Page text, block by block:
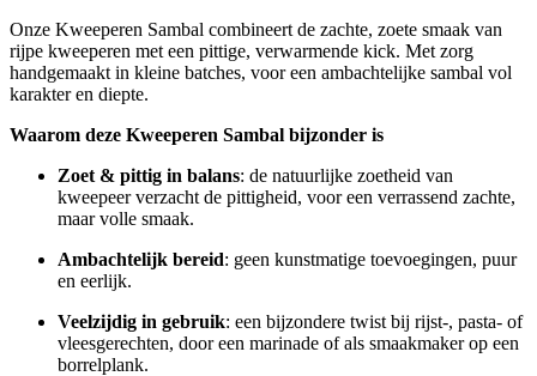
Onze Kweeperen Sambal combineert de zachte, zoete smaak van
rijpe kweeperen met een pittige, verwarmende kick. Met zorg
handgemaakt in kleine batches, voor een ambachtelijke sambal vol
karakter en diepte.
Waarom deze Kweeperen Sambal bijzonder is
Zoet & pittig in balans: de natuurlijke zoetheid van
kweepeer verzacht de pittigheid, voor een verrassend zachte,
maar volle smaak.
Ambachtelijk bereid: geen kunstmatige toevoegingen, puur
en eerlijk.
Veelzijdig in gebruik: een bijzondere twist bij rijst-, pasta- of
vleesgerechten, door een marinade of als smaakmaker op een
borrelplank.